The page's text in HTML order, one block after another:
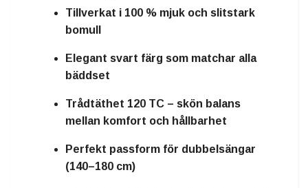
Tillverkat i 100 % mjuk och slitstark
bomull
Elegant svart färg som matchar alla
bäddset
Trådtäthet 120 TC – skön balans
mellan komfort och hållbarhet
Perfekt passform för dubbelsängar
(140–180 cm)